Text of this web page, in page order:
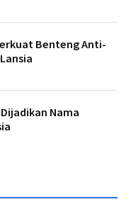
Benteng Anti-
Nama